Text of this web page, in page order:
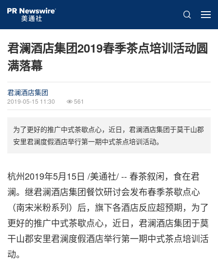
君澜酒店集团2019春季茶点培训活动圆
满落幕
君澜酒店集团
2019-05-15 11:30 561
为了更好的推广中式茶歇点心，近日，君澜酒店集团于莫干山郡
安里君澜度假酒店举行第一期中式茶点培训活动。
杭州2019年5月15日 /美通社/ -- 春茶叙闲，食在君
澜。 继君澜酒店集团餐饮研讨会发布春季茶歇点心
（南宋米粉系列）后，旗下各酒店反应超预期，为了
更好的推广中式茶歇点心，近日，君澜酒店集团于莫
干山郡安里君澜度假酒店举行第一期中式茶点培训活
动。